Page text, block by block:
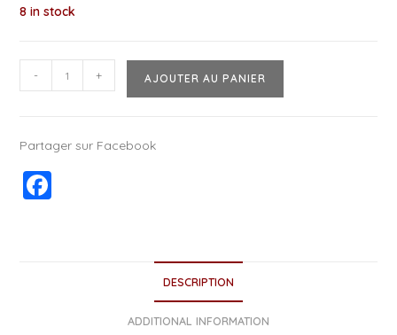
8 in stock
- + AJOUTER AU PANIER
Partager sur Facebook
DESCRIPTION
ADDITIONAL INFORMATION